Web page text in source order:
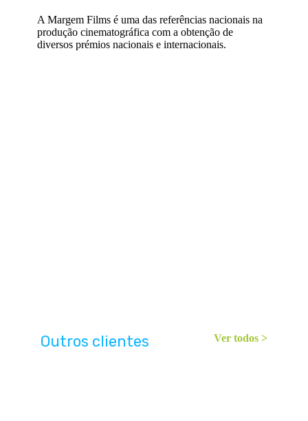
A Margem Films é uma das referências nacionais na
produção cinematográfica com a obtenção de
diversos prémios nacionais e internacionais.
Outros clientes Ver todos >